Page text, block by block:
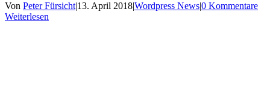
Von Peter Fürsicht|13. April 2018|Wordpress News|0 Kommentare
Weiterlesen